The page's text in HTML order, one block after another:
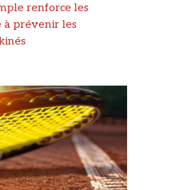
renforce les
à prévenir les